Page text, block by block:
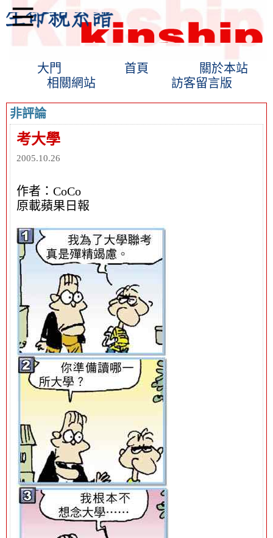
大門 首頁
關於本站
相關網站
訪客留言版
非評論
考大學
2005.10.26
作者：CoCo
原載蘋果日報